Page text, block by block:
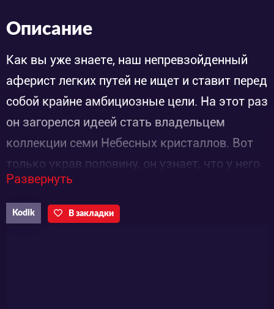
Описание
Как вы уже знаете, наш непревзойденный
аферист легких путей не ищет и ставит перед
собой крайне амбициозные цели. На этот раз
он загорелся идеей стать владельцем
коллекции семи Небесных кристаллов. Вот
только украв половину, он узнает, что у него
есть могущественный конкурент.
Загадочный чародей также имеет 50% от
комплекта этих минералов. Разумеется, в
Развернуть
Kodik В закладки